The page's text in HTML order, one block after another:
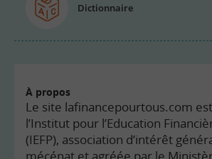
Dictionnaire
À propos
Le site lafinancepourtous.com
l’Institut pour l’Education
(IEFP), association d’intérêt